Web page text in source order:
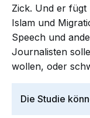
Zick. Und er fügt
Islam und
Speech und
Journalisten
wollen, oder
Die Studie